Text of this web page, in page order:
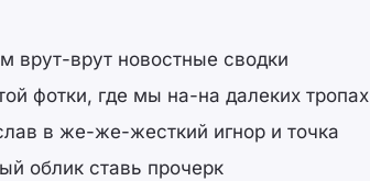
врут-врут новостные сводки
фотки, где мы на-на далеких тропах
в же-же-жесткий игнор и точка
облик ставь прочерк